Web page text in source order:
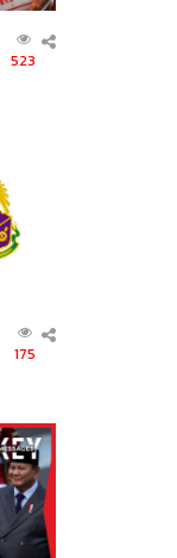
523
175